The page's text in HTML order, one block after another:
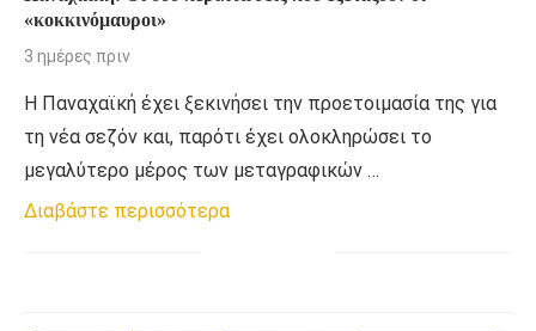
«κοκκινόμαυροι»
3 ημέρες πριν
Η Παναχαϊκή έχει ξεκινήσει την προετοιμασία της για
τη νέα σεζόν και, παρότι έχει ολοκληρώσει το
μεγαλύτερο μέρος των μεταγραφικών …
Διαβάστε περισσότερα